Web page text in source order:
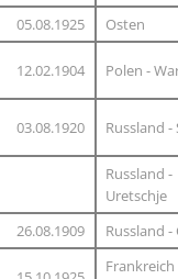
05.08.1925
Osten
12.02.1904 Polen -
03.08.1920 Russland -
Russland -
Uretschje
26.08.1909 Russland